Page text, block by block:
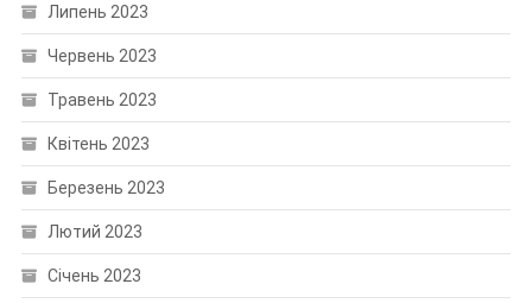
Липень 2023
Червень 2023
Травень 2023
Квітень 2023
Березень 2023
Лютий 2023
Січень 2023